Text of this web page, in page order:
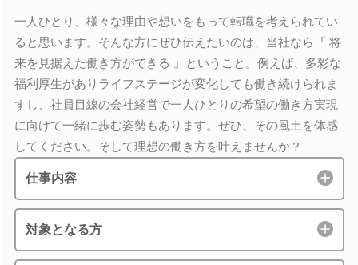
一人ひとり、様々な理由や想いをもって転職を考えられてい
ると思います。そんな方にぜひ伝えたいのは、当社なら『 将
来を見据えた働き方ができる 』ということ。例えば、多彩な
福利厚生がありライフステージが変化しても働き続けられま
すし、社員目線の会社経営で一人ひとりの希望の働き方実現
に向けて一緒に歩む姿勢もあります。ぜひ、その風土を体感
してください。そして理想の働き方を叶えませんか？
仕事内容
対象となる方